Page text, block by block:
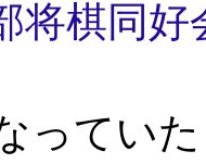
将棋同好
ってい